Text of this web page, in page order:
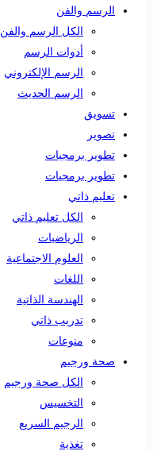
الرسم والفن
الكل الرسم والفن
أدوات الرسم
الرسم الإلكتروني
الرسم الحديث
تسويق
تصوير
تطوير برمجيات
تطوير برمجيات
تعليم ذاتي
الكل تعليم ذاتي
الرياضيات
العلوم الاجتماعية
اللغات
الهندسة الذاتية
تدريب ذاتي
منوعات
صحة ورجيم
الكل صحة ورجيم
التخسيس
الرجيم السريع
تغذية